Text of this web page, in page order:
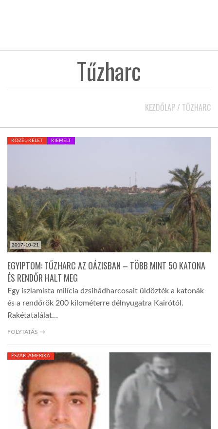
HÍR3D
GLOBOTV
AFRIKA TUDÁSTÁR
A NAP SZÉPE
LINKTR.EE
GLOBOZSARU
DOBRAVERO.HU
LATIMO.HU
GLOBOBOOK
Tűzharc
KEZDŐLAP / TŰZHARC
2017-10-21
KÖZEL-KELET KIEMELT
EGYIPTOM: TŰZHARC AZ OÁZISBAN – TÖBB MINT 50 KATONA
ÉS RENDŐR HALT MEG
Egy iszlamista milícia dzsihádharcosait üldözték a katonák
és a rendőrök 200 kilométerre délnyugatra Kairótól.
Rakétatalálat…
FOLYTATÁS →
ÉSZAK-AMERIKA